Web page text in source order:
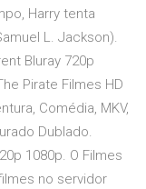
Harry tenta
L. Jackson).
Bluray 720p
Pirate Filmes HD
Comédia, MKV,
Dublado.
1080p. O Filmes
no servidor